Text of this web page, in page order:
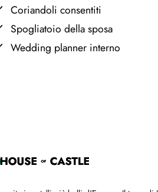
Coriandoli consentiti
Spogliatoio della sposa
Wedding planner interno